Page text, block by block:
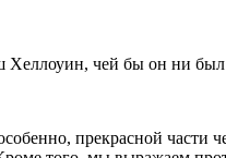
Хеллоуин, чей бы он ни
прекрасной части